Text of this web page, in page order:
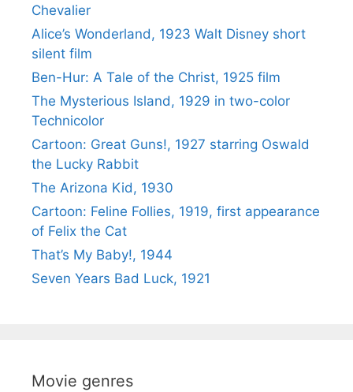
Chevalier
Alice’s Wonderland, 1923 Walt Disney short
silent film
Ben-Hur: A Tale of the Christ, 1925 film
The Mysterious Island, 1929 in two-color
Technicolor
Cartoon: Great Guns!, 1927 starring Oswald
the Lucky Rabbit
The Arizona Kid, 1930
Cartoon: Feline Follies, 1919, first appearance
of Felix the Cat
That’s My Baby!, 1944
Seven Years Bad Luck, 1921
Movie genres